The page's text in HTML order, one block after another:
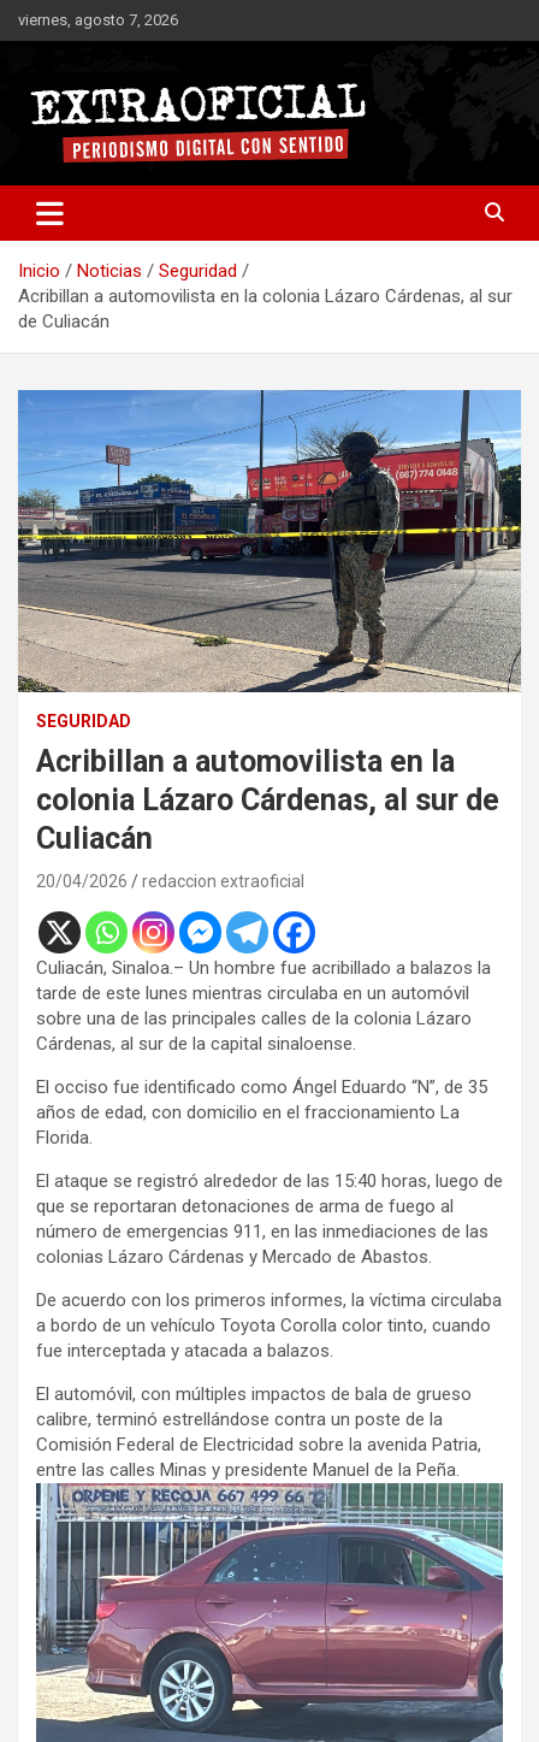
Saltar
al
viernes, agosto 7, 2026
Extraoficial
Inicio Noticias
Seguridad
Acribillan a automovilista en la colonia Lázaro Cárdenas, al sur
de Culiacán
SEGURIDAD
Acribillan a automovilista en la
colonia Lázaro Cárdenas, al sur de
Culiacán
20/04/2026 redaccion extraoficial
Culiacán, Sinaloa.– Un hombre fue acribillado a balazos la
tarde de este lunes mientras circulaba en un automóvil
sobre una de las principales calles de la colonia Lázaro
Cárdenas, al sur de la capital sinaloense.
El occiso fue identificado como Ángel Eduardo “N”, de 35
años de edad, con domicilio en el fraccionamiento La
Florida.
El ataque se registró alrededor de las 15:40 horas, luego de
que se reportaran detonaciones de arma de fuego al
número de emergencias 911, en las inmediaciones de las
colonias Lázaro Cárdenas y Mercado de Abastos.
De acuerdo con los primeros informes, la víctima circulaba
a bordo de un vehículo Toyota Corolla color tinto, cuando
fue interceptada y atacada a balazos.
El automóvil, con múltiples impactos de bala de grueso
calibre, terminó estrellándose contra un poste de la
Comisión Federal de Electricidad sobre la avenida Patria,
entre las calles Minas y presidente Manuel de la Peña.